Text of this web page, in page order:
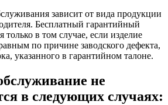
зависит от вида продукции
Бесплатный гарантийный
только в том случае, если изделие
по причине заводского дефекта,
указанного в гарантийном талоне.
не
в следующих случаях: